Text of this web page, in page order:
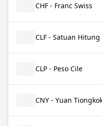
CHF - Franc Swiss
CLF - Satuan Hitung
CLP - Peso Cile
CNY - Yuan